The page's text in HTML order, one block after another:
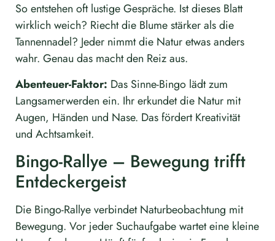
So entstehen oft lustige Gespräche. Ist dieses Blatt
wirklich weich? Riecht die Blume stärker als die
Tannennadel? Jeder nimmt die Natur etwas anders
wahr. Genau das macht den Reiz aus.
Abenteuer-Faktor: Das Sinne-Bingo lädt zum
Langsamerwerden ein. Ihr erkundet die Natur mit
Augen, Händen und Nase. Das fördert Kreativität
und Achtsamkeit.
Bingo-Rallye – Bewegung trifft
Entdeckergeist
Die Bingo-Rallye verbindet Naturbeobachtung mit
Bewegung. Vor jeder Suchaufgabe wartet eine kleine